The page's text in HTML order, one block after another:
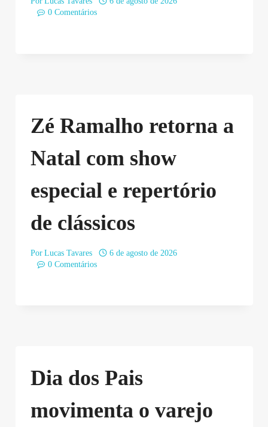
0 Comentários
Zé Ramalho retorna a
Natal com show
especial e repertório
de clássicos
Por Lucas Tavares
6 de agosto de 2026
0 Comentários
Dia dos Pais
movimenta o varejo